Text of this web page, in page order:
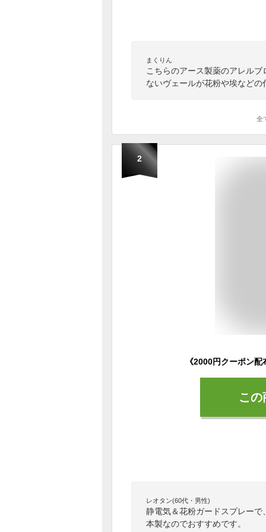
まくりん
こちらのアース製薬のアレル
ないヴェールが花粉や埃など
全
2
こ
レオタン(60代・男性)
静電気＆花粉ガードスプレー
本製なのでおすすめです。